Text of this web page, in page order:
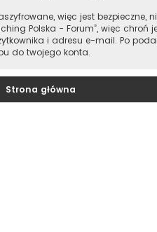
więc jest
Polska - Forum”, więc
i adresu e-mail. Po
do twojego konta.
Strona główna